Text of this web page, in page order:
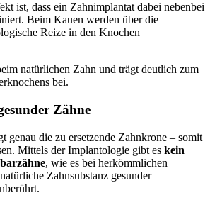
ist, dass ein Zahnimplantat dabei nebenbei
Beim Kauen werden über die
Reize in den Knochen
natürlichen Zahn und trägt deutlich zum
bei.
Zähne
genau die zu ersetzende Zahnkrone – somit
Mittels der Implantologie gibt es kein
, wie es bei herkömmlichen
Zahnsubstanz gesunder